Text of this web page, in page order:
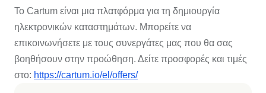
Το Cartum είναι μια πλατφόρμα για τη δημιουργία
ηλεκτρονικών καταστημάτων. Μπορείτε να
επικοινωνήσετε με τους συνεργάτες μας που θα σας
βοηθήσουν στην προώθηση. Δείτε προσφορές και τιμές
στο: https://cartum.io/el/offers/